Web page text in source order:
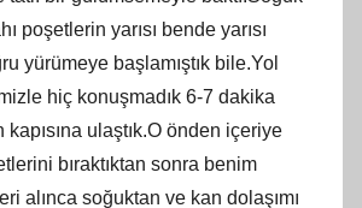
poşetlerin yarısı bende yarısı
yürümeye başlamıştık bile.Yol
hiç konuşmadık 6-7 dakika
ulaştık.O önden içeriye
bıraktıktan sonra benim
alınca soğuktan ve kan dolaşımı